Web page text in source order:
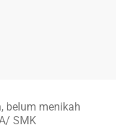
belum menikah
SMK